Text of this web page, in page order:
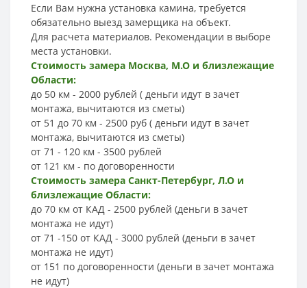
Если Вам нужна установка камина, требуется
обязательно выезд замерщика на объект.
Для расчета материалов. Рекомендации в выборе
места установки.
Стоимость замера Москва, М.О и близлежащие
Области:
до 50 км - 2000 рублей ( деньги идут в зачет
монтажа, вычитаются из сметы)
от 51 до 70 км - 2500 руб ( деньги идут в зачет
монтажа, вычитаются из сметы)
от 71 - 120 км - 3500 рублей
от 121 км - по договоренности
Стоимость замера Санкт-Петербург, Л.О и
близлежащие Области:
до 70 км от КАД - 2500 рублей (деньги в зачет
монтажа не идут)
от 71 -150 от КАД - 3000 рублей (деньги в зачет
монтажа не идут)
от 151 по договоренности (деньги в зачет монтажа
не идут)